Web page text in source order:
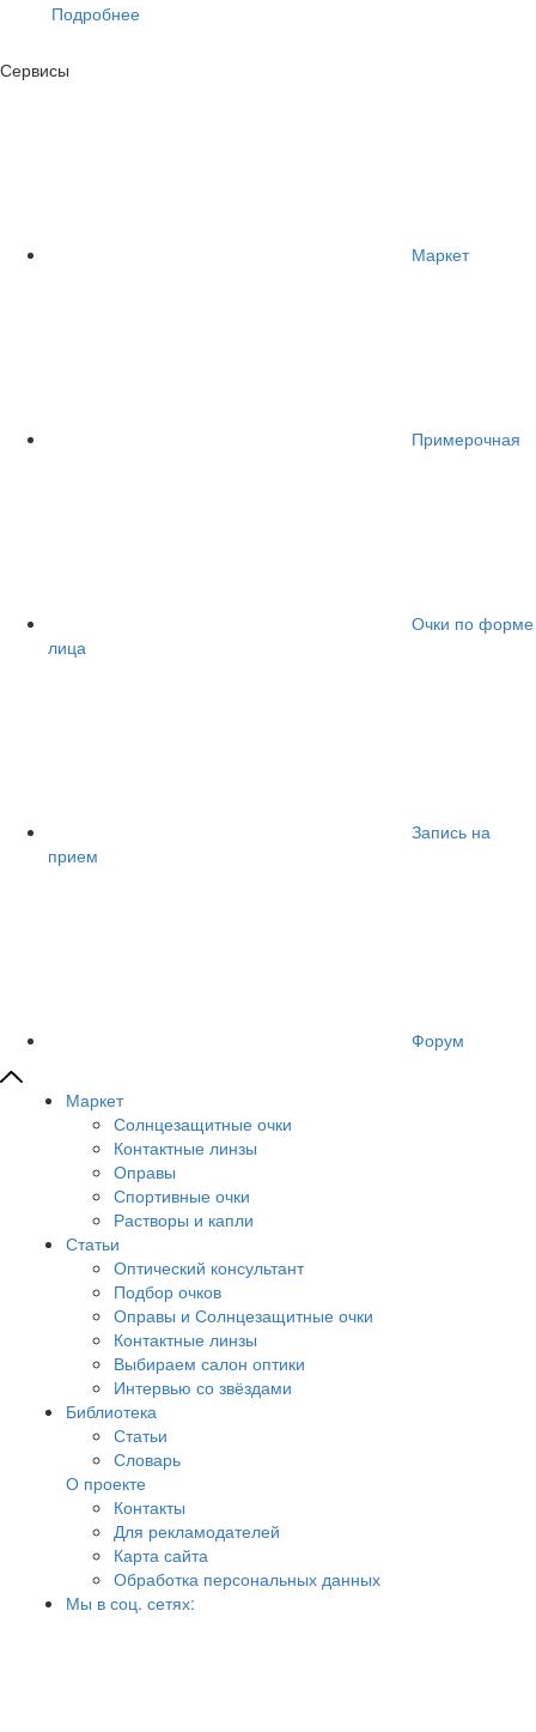
Подробнее
Сервисы
Маркет
Примерочная
Очки по форме
лица
Запись на
прием
Форум
Маркет
Солнцезащитные очки
Контактные линзы
Оправы
Спортивные очки
Растворы и капли
Статьи
Оптический консультант
Подбор очков
Оправы и Солнцезащитные очки
Контактные линзы
Выбираем салон оптики
Интервью со звёздами
Библиотека
Статьи
Словарь
О проекте
Контакты
Для рекламодателей
Карта сайта
Обработка персональных данных
Мы в соц. сетях: